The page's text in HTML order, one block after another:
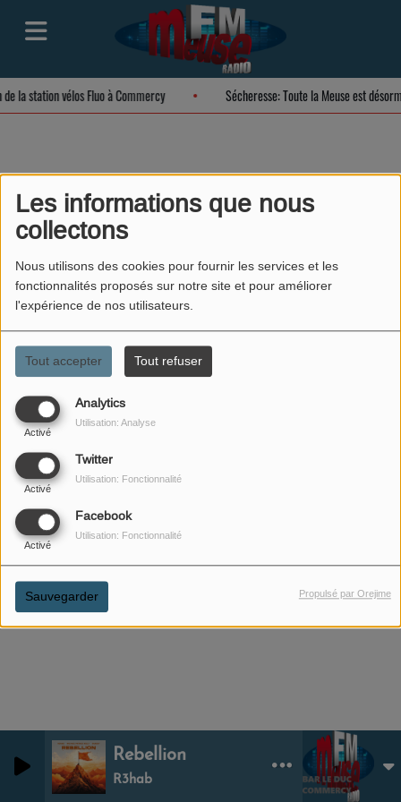
Les informations que nous
collectons
Nous utilisons des cookies pour fournir les services et les
fonctionnalités proposés sur notre site et pour améliorer
l'expérience de nos utilisateurs.
Tout accepter Tout refuser
Analytics
Activé
Utilisation: Analyse
Twitter
Activé
Utilisation: Fonctionnalité
Facebook
Activé
Utilisation: Fonctionnalité
Sauvegarder Propulsé par Orejime
Rebellion
R3hab
de la station vélos Fluo à Commercy Sécheresse: Toute la Meuse est
Je me piège moi-
même- Nicolas
0 0
02 DÉCEMBRE 2025
ÉCOUTER LE PODCAST
Chronique: Je me piège moi-même- Nicolas